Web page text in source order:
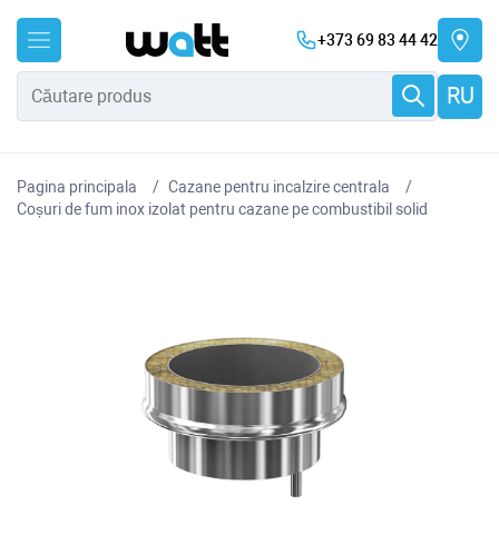
+373 69 83 44 42
RU
Pagina principala
Cazane pentru incalzire centrala
Coșuri de fum inox izolat pentru cazane pe combustibil solid